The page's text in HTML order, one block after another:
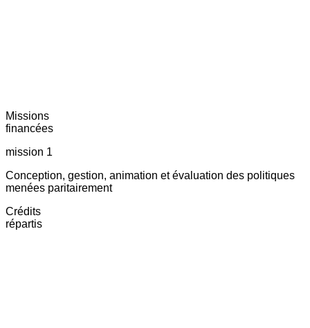
Missions
financées
mission 1
Conception, gestion, animation et évaluation des politiques
menées paritairement
Crédits
répartis